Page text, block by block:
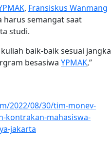
, Fransiskus Wanmang
harus semangat saat
studi.
baik-baik sesuai jangka
besasiwa YPMAK,”
2022/08/30/tim-monev-
kontrakan-mahasiswa-
jakarta